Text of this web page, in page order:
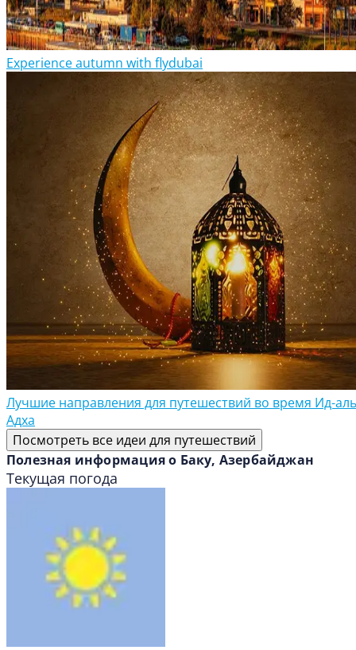
Experience autumn with flydubai
Лучшие направления для путешествий во время Ид-
Адха
Посмотреть все идеи для путешествий
Полезная информация о Баку, Азербайджан
Текущая погода